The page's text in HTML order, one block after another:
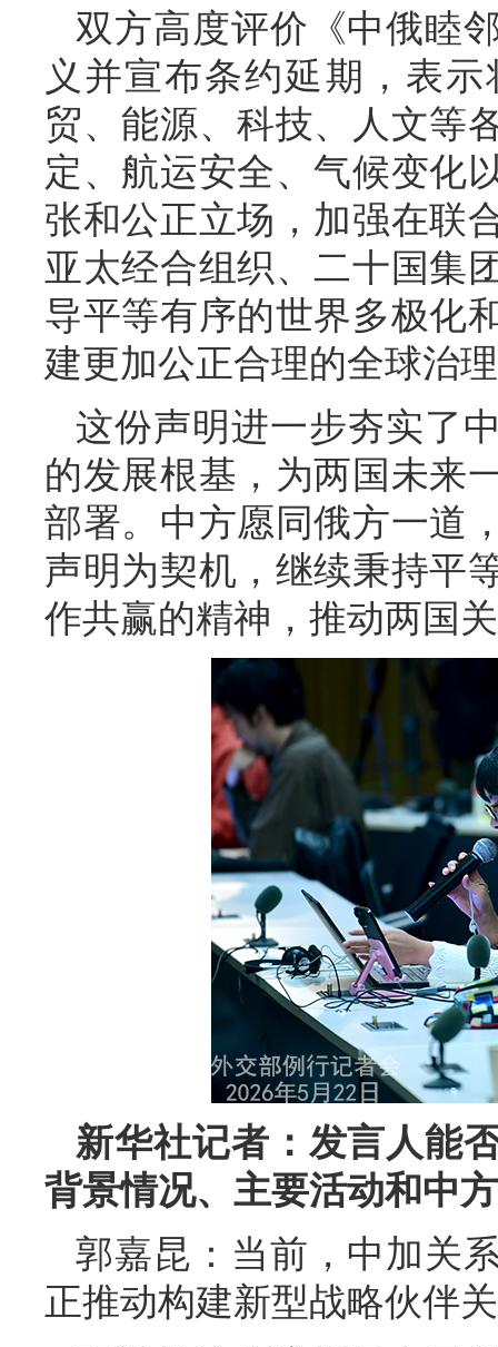
双方高度评价《中俄睦
义并宣布条约延期，表
贸、能源、科技、人文等
定、航运安全、气候变化
张和公正立场，加强在联
亚太经合组织、二十国集
导平等有序的世界多极化
建更加公正合理的全球治
这份声明进一步夯实了
的发展根基，为两国未来
部署。中方愿同俄方一道
声明为契机，继续秉持平
作共赢的精神，推动两国
新华社记者：发言人能
背景情况、主要活动和中
郭嘉昆：当前，中加关
正推动构建新型战略伙伴